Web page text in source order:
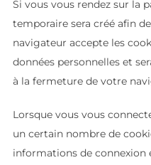
Si vous vous rendez sur la
temporaire sera créé afin
navigateur accepte les
données personnelles et
à la fermeture de votre
Lorsque vous vous
un certain nombre de
informations de connexion